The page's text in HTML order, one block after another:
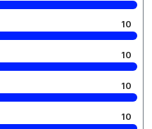
10
10
10
10